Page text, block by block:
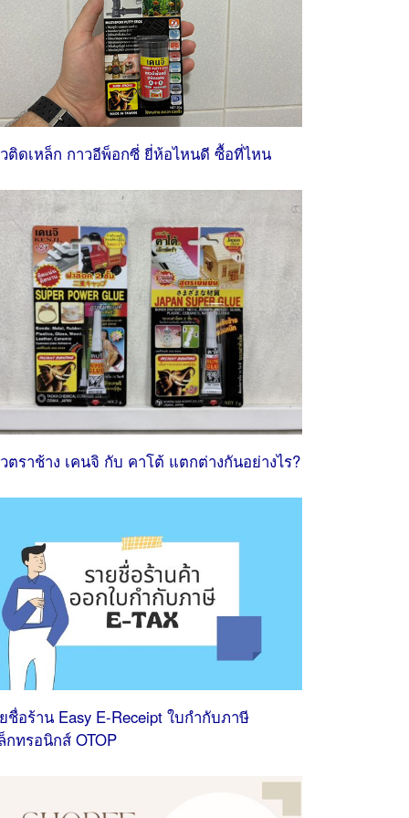
ติดเหล็ก กาวอีพ็อกซี่ ยี่ห้อไหนดี ซื้อที่ไหน
ตราช้าง เคนจิ กับ คาโต้ แตกต่างกันอย่างไร?
ชื่อร้าน Easy E-Receipt ใบกํากับภาษี
กทรอนิกส์ OTOP